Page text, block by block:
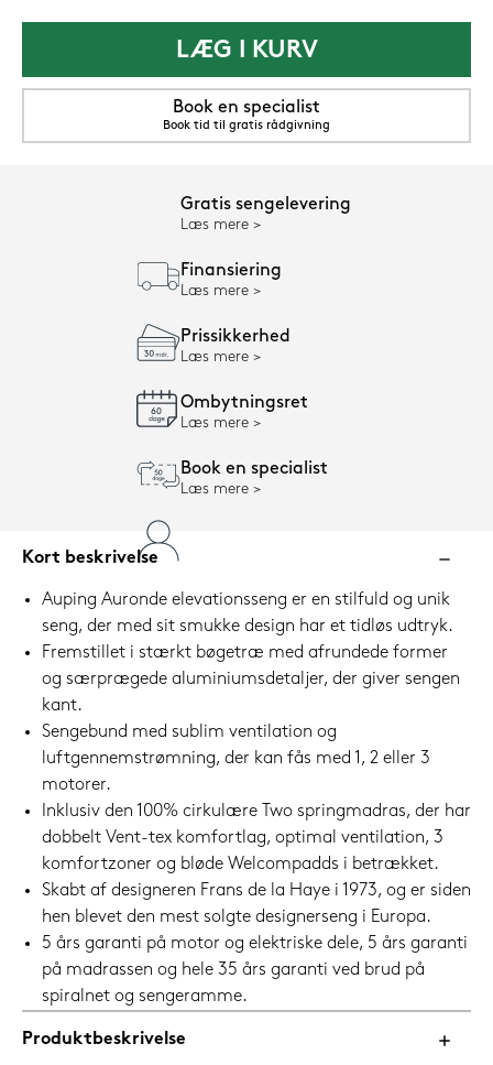
LÆG I KURV
Book en specialist
Book tid til gratis rådgivning
Gratis sengelevering
Læs mere
Finansiering
Læs mere
Prissikkerhed
Læs mere
Ombytningsret
Læs mere
Book en specialist
Læs mere
Kort beskrivelse
Auping Auronde elevationsseng er en stilfuld og unik
seng, der med sit smukke design har et tidløs udtryk.
Fremstillet i stærkt bøgetræ med afrundede former
og særprægede aluminiumsdetaljer, der giver sengen
kant.
Sengebund med sublim ventilation og
luftgennemstrømning, der kan fås med 1, 2 eller 3
motorer.
Inklusiv den 100% cirkulære Two springmadras, der har
dobbelt Vent-tex komfortlag, optimal ventilation, 3
komfortzoner og bløde Welcompadds i betrækket.
Skabt af designeren Frans de la Haye i 1973, og er siden
hen blevet den mest solgte designerseng i Europa.
5 års garanti på motor og elektriske dele, 5 års garanti
på madrassen og hele 35 års garanti ved brud på
spiralnet og sengeramme.
Produktbeskrivelse